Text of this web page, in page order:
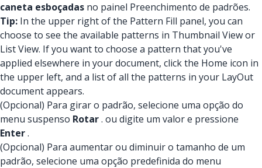
caneta esboçadas no painel Preenchimento de padrões.
Tip: In the upper right of the Pattern Fill panel, you can
choose to see the available patterns in Thumbnail View or
List View. If you want to choose a pattern that you've
applied elsewhere in your document, click the Home icon in
the upper left, and a list of all the patterns in your LayOut
document appears.
(Opcional) Para girar o padrão, selecione uma opção do
menu suspenso Rotar. ou digite um valor e pressione
Enter.
(Opcional) Para aumentar ou diminuir o tamanho de um
padrão, selecione uma opção predefinida do menu